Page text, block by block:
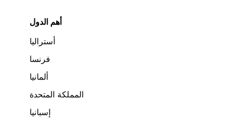
أهم الدول
أستراليا
فرنسا
ألمانيا
المملكة المتحدة
إسبانيا